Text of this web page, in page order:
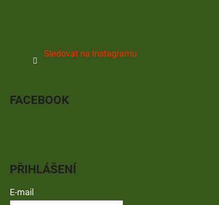
Sledovat na Instagramu
FACEBOOK
PŘIHLÁŠENÍ
E-mail